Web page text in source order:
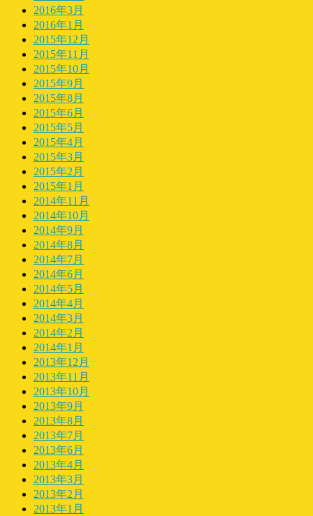
2016年3月
2016年1月
2015年12月
2015年11月
2015年10月
2015年9月
2015年8月
2015年6月
2015年5月
2015年4月
2015年3月
2015年2月
2015年1月
2014年11月
2014年10月
2014年9月
2014年8月
2014年7月
2014年6月
2014年5月
2014年4月
2014年3月
2014年2月
2014年1月
2013年12月
2013年11月
2013年10月
2013年9月
2013年8月
2013年7月
2013年6月
2013年4月
2013年3月
2013年2月
2013年1月